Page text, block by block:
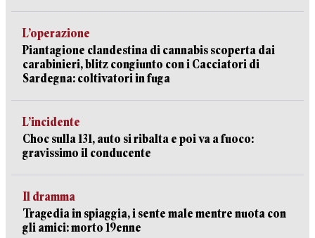
L’operazione
Piantagione clandestina di cannabis scoperta dai
carabinieri, blitz congiunto con i Cacciatori di
Sardegna: coltivatori in fuga
L’incidente
Choc sulla 131, auto si ribalta e poi va a fuoco:
gravissimo il conducente
Il dramma
Tragedia in spiaggia, i sente male mentre nuota con
gli amici: morto 19enne